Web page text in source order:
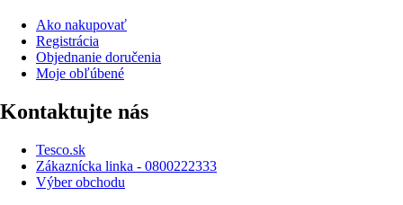
Ako nakupovať
Registrácia
Objednanie doručenia
Moje obľúbené
Kontaktujte nás
Tesco.sk
Zákaznícka linka - 0800222333
Výber obchodu